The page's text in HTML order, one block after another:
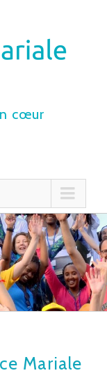
cœur
Mariale